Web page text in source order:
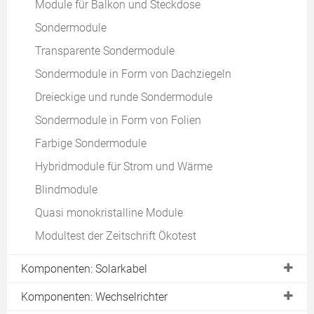
Reinigungshinweise für PV-Anlagen
Mögliche technische Defekte einer PV-Anlage
Fehlersuche bei einer PV-Anlage
Wie hoch ist die Gefahr von Elektrosmog?
Hausbrände & Photovoltaik
Abschaltlösungen für Notfälle
Kompetente Hilfe im alltäglichen Betrieb
Die 50,2 Hertz Problematik
50,2 Hertz: betroffene Anlagen
50,2 Hertz: Ablauf der Umrüstung
50,2 Hertz: Antwortschreiben Netzbetreiber
50,2 Hertz: bisherige Bilanz
Module für Balkon und Steckdose
Sondermodule
Transparente Sondermodule
Sondermodule in Form von Dachziegeln
Dreieckige und runde Sondermodule
Sondermodule in Form von Folien
Farbige Sondermodule
Hybridmodule für Strom und Wärme
Blindmodule
Quasi monokristalline Module
Modultest der Zeitschrift Ökotest
Komponenten: Solarkabel
Verluste durch Solarkabel minimieren
Komponenten: Wechselrichter